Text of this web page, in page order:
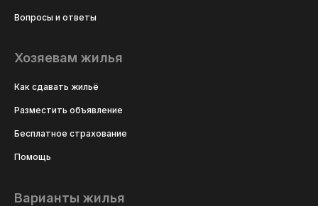
Вопросы и ответы
Хозяевам жилья
Как сдавать жильё
Разместить объявление
Бесплатное страхование
Помощь
Варианты жилья